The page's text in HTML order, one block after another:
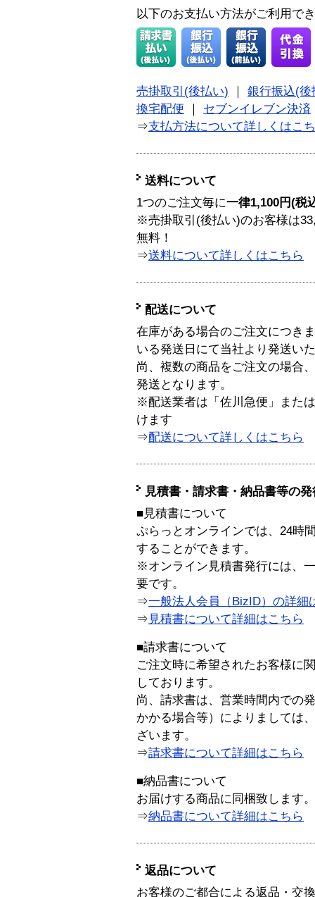
以下のお支払い方法がご利用で
売掛取引(後払い)
銀行振込(後
換宅配便
セブンイレブン決済
⇒支払方法について詳しくはこ
送料について
1つのご注文毎に一律1,100円(税
※売掛取引(後払い)のお客様は
無料！
⇒送料について詳しくはこちら
配送について
在庫がある場合のご注文につき
いる発送日にて当社より発送い
尚、複数の商品をご注文の場合
発送となります。
※配送業者は「佐川急便」また
けます
⇒配送について詳しくはこちら
見積書・請求書・納品書等の
■見積書について
ぷらっとオンラインでは、24時
することができます。
※オンライン見積書発行には、
要です。
⇒一般法人会員（BizID）の詳細
⇒ 見積書について詳細はこちら
■請求書について
ご注文時に希望されたお客様に
しております。
尚、請求書は、営業時間内での
かかる場合等）によりましては
ざいます。
⇒請求書について詳細はこちら
■納品書について
お届けする商品に同梱致します。
⇒納品書について詳細はこちら
返品について
お客様のご都合による返品・交